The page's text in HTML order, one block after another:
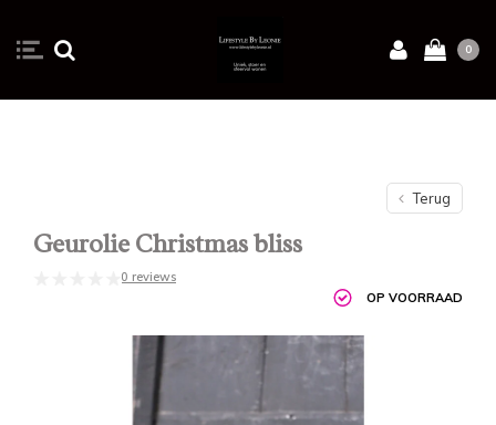
0
Terug
Geurolie Christmas bliss
0 reviews
OP VOORRAAD